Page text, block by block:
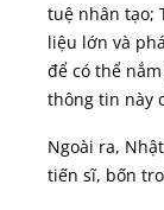
tuệ nhân tạo;
liệu lớn và
để có thể
thông tin này
Ngoài ra,
tiến sĩ, bốn